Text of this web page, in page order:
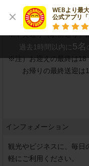
WEBより最
公式アプリ「
対応しておりません。　
※中央通り（駅前通り）
※注）お迎えの最終は18
お帰りの最終送迎は
インフォメーション
観光やビジネスに、毎日
軽にご利用ください。
過去1時間以内に 5名